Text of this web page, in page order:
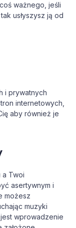
ważnego, jeśli
usłyszysz ją od
i prywatnych
internetowych,
aby również je
a Twoi
asertywnym i
możesz
muzyki
wprowadzenie